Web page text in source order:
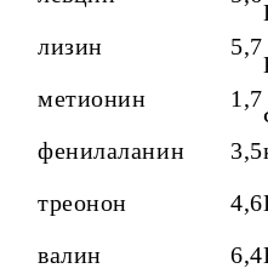
лизин
метионин
фенилаланин
треонон
валин
5,7
1,7
3,5
4,6
6,4